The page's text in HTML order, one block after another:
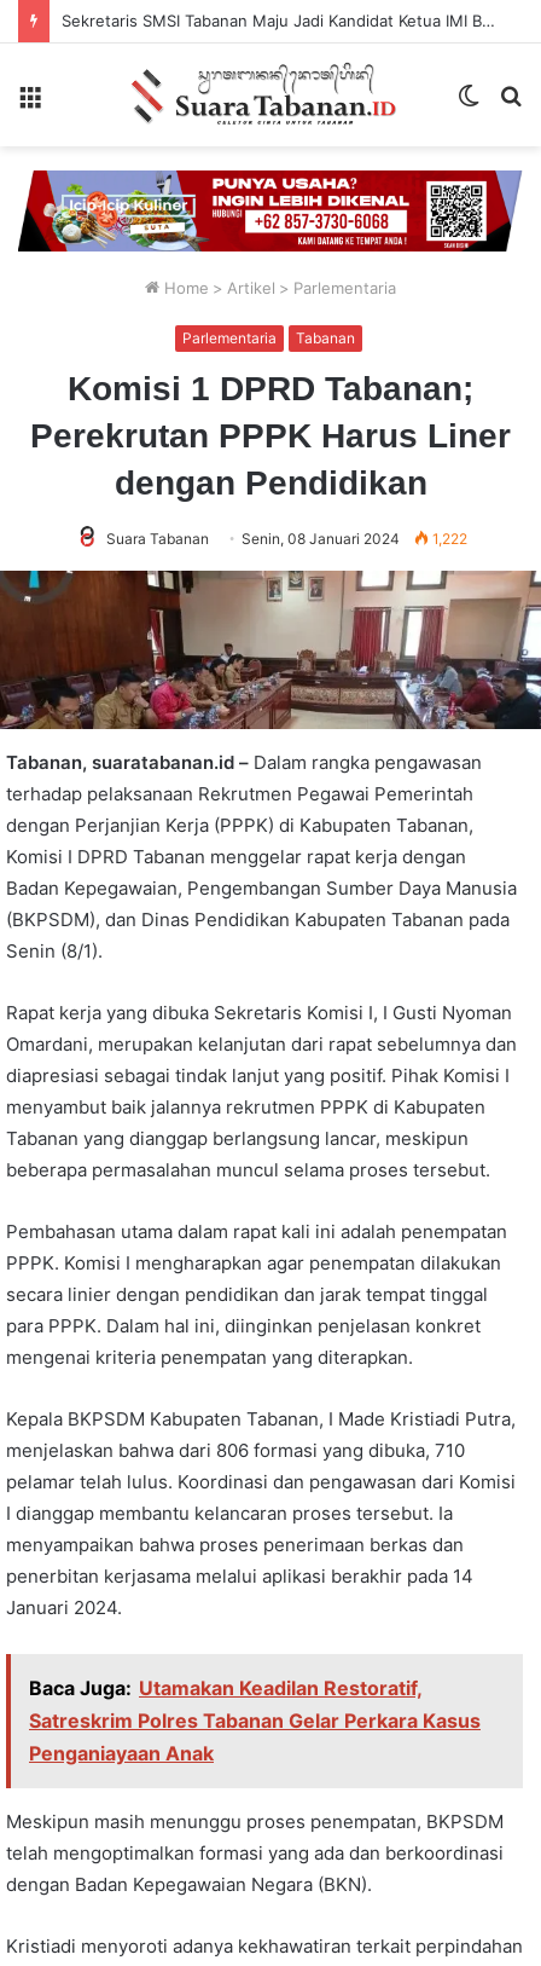
Sekretaris SMSI Tabanan Maju Jadi Kandidat Ketua IMI Bali, Ketua SMSI Tabanan Berikan Dukungan
Switch
Home > Artikel > Parlementaria
Parlementaria Tabanan
Komisi 1 DPRD Tabanan;
Perekrutan PPPK Harus Liner
dengan Pendidikan
Suara Tabanan Senin, 08 Januari 2024 1,222
Tabanan, suaratabanan.id – Dalam rangka pengawasan
terhadap pelaksanaan Rekrutmen Pegawai Pemerintah
dengan Perjanjian Kerja (PPPK) di Kabupaten Tabanan,
Komisi I DPRD Tabanan menggelar rapat kerja dengan
Badan Kepegawaian, Pengembangan Sumber Daya Manusia
(BKPSDM), dan Dinas Pendidikan Kabupaten Tabanan pada
Senin (8/1).
Rapat kerja yang dibuka Sekretaris Komisi I, I Gusti Nyoman
Omardani, merupakan kelanjutan dari rapat sebelumnya dan
diapresiasi sebagai tindak lanjut yang positif. Pihak Komisi I
menyambut baik jalannya rekrutmen PPPK di Kabupaten
Tabanan yang dianggap berlangsung lancar, meskipun
beberapa permasalahan muncul selama proses tersebut.
Pembahasan utama dalam rapat kali ini adalah penempatan
PPPK. Komisi I mengharapkan agar penempatan dilakukan
secara linier dengan pendidikan dan jarak tempat tinggal
para PPPK. Dalam hal ini, diinginkan penjelasan konkret
mengenai kriteria penempatan yang diterapkan.
Kepala BKPSDM Kabupaten Tabanan, I Made Kristiadi Putra,
menjelaskan bahwa dari 806 formasi yang dibuka, 710
pelamar telah lulus. Koordinasi dan pengawasan dari Komisi
I dianggap membantu kelancaran proses tersebut. Ia
menyampaikan bahwa proses penerimaan berkas dan
penerbitan kerjasama melalui aplikasi berakhir pada 14
Januari 2024.
Baca Juga: Utamakan Keadilan Restoratif,
Satreskrim Polres Tabanan Gelar Perkara Kasus
Penganiayaan Anak
Meskipun masih menunggu proses penempatan, BKPSDM
telah mengoptimalkan formasi yang ada dan berkoordinasi
dengan Badan Kepegawaian Negara (BKN).
Kristiadi menyoroti adanya kekhawatiran terkait perpindahan